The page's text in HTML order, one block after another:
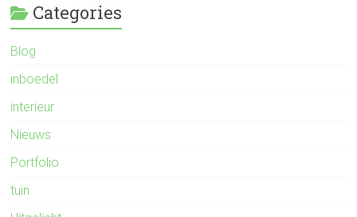
Categories
Blog
inboedel
interieur
Nieuws
Portfolio
tuin